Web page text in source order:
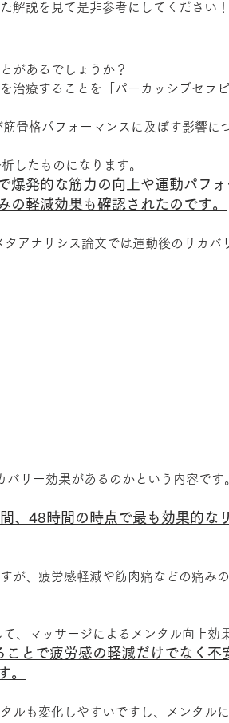
解説を見て是非参考にしてください！
があるでしょうか？
治療することを「パーカッシブセラ
骨格パフォーマンスに及ぼす影響に
したものになります。
爆発的な筋力の向上や運動パフ
の軽減効果も確認されたのです。
アナリシス論文では運動後のリカバ
リー効果があるのかという内容です
、48時間の時点で最も効果的な
が、疲労感軽減や筋肉痛などの痛み
、マッサージによるメンタル向上効
ことで疲労感の軽減だけでなく不
。
ルも変化しやすいですし、メンタル